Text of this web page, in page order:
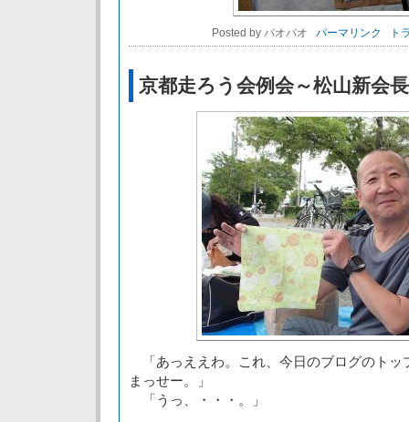
Posted by パオパオ パーマリンク ト
京都走ろう会例会～松山新会
「あっええわ。これ、今日のブログのトッ
まっせー。」
「うっ、・・・。」